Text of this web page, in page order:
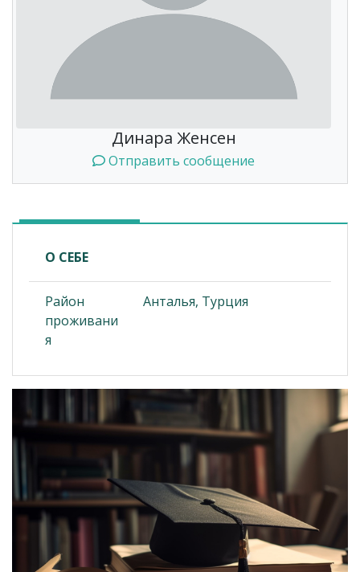
Динара Женсен
Отправить сообщение
О СЕБЕ
Район
проживани
я
Анталья, Турция